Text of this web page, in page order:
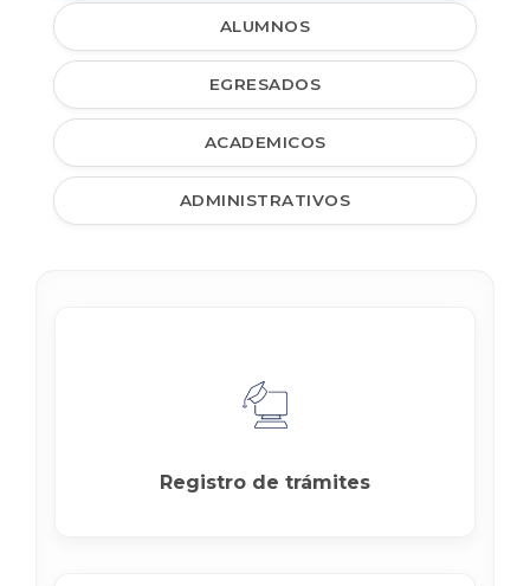
ALUMNOS
EGRESADOS
ACADEMICOS
ADMINISTRATIVOS
Registro de trámites